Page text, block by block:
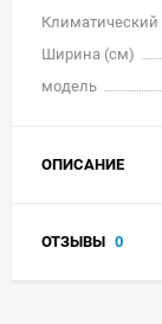
Климатический
Ширина (см)
модель
ОПИСАНИЕ
ОТЗЫВЫ 0